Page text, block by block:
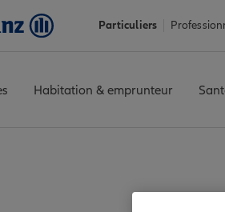
Particuliers
Habitation & emprunteur